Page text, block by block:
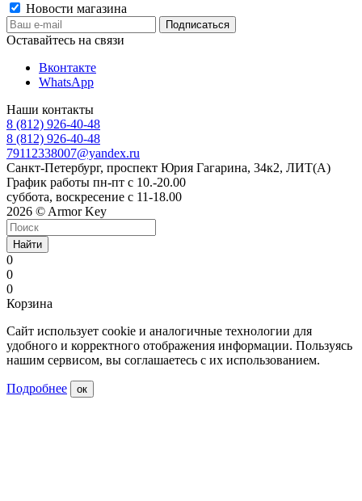
Новости магазина
Оставайтесь на связи
Вконтакте
WhatsApp
Наши контакты
8 (812) 926-40-48
8 (812) 926-40-48
79112338007@yandex.ru
Санкт-Петербург, проспект Юрия Гагарина, 34к2, ЛИТ(А)
График работы пн-пт с 10.-20.00
суббота, воскресение с 11-18.00
2026 © Armor Key
Найти
0
0
0
Корзина
Сайт использует cookie и аналогичные технологии для
удобного и корректного отображения информации. Пользуясь
нашим сервисом, вы соглашаетесь с их использованием.
Подробнее ок